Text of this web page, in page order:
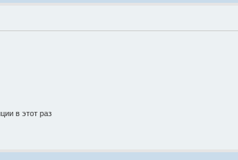
в этот раз